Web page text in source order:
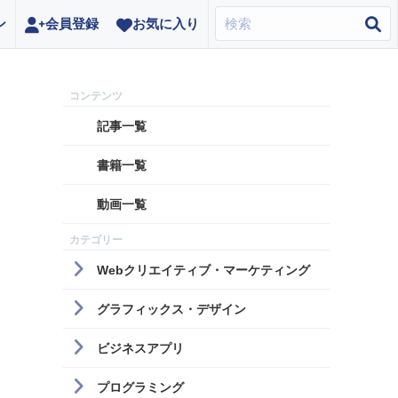
会員登録 お気に入り
記事一覧
書籍一覧
動画一覧
Webクリエイティブ・マーケティング
グラフィックス・デザイン
ビジネスアプリ
プログラミング